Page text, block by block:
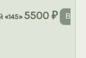
«145» 5500₽ В